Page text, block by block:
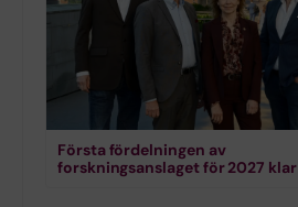
Första fördelningen av
forskningsanslaget för 2027 klar